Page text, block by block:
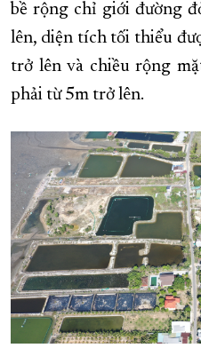
bề rộng chỉ giới đường
lên, diện tích tối thiểu
trở lên và chiều rộng
phải từ 5m trở lên.